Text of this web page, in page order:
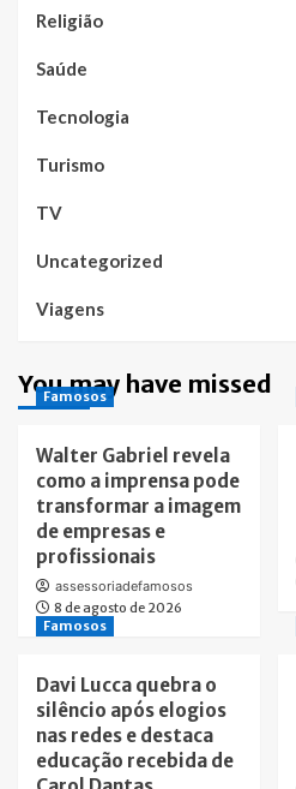
Religião
Saúde
Tecnologia
Turismo
TV
Uncategorized
Viagens
You may have missed
Famosos
Walter Gabriel revela
como a imprensa pode
transformar a imagem
de empresas e
profissionais
assessoriadefamosos
8 de agosto de 2026
Famosos
Davi Lucca quebra o
silêncio após elogios
nas redes e destaca
educação recebida de